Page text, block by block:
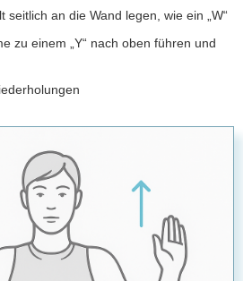
seitlich an die Wand legen, wie ein „W“
zu einem „Y“ nach oben führen und